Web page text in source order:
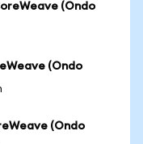
(Ondo
(Ondo
(Ondo